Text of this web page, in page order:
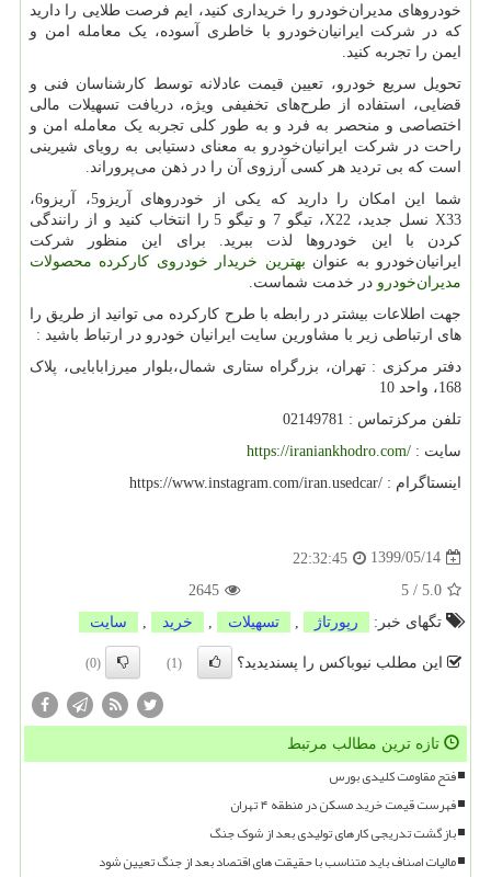
خودروهای مدیران‌خودرو را خریداری کنید، ایم فرصت طلایی را دارید
که در شرکت ایرانیان‌خودرو با خاطری آسوده، یک معامله امن و
ایمن را تجربه کنید.
تحویل سریع خودرو، تعیین قیمت عادلانه توسط کارشناسان فنی و
قضایی، استفاده از طرح‌های تخفیفی ویژه، دریافت تسهیلات مالی
اختصاصی و منحصر به فرد و به طور کلی تجربه یک معامله امن و
راحت در شرکت ایرانیان‌خودرو به معنای دستیابی به رویای شیرینی
است که بی تردید هر کسی آرزوی آن را در ذهن می‌پروراند.
شما این امکان را دارید که یکی از خودروهای آریزو5، آریزو6،
X33 نسل جدید، X22، تیگو 7 و تیگو5 را انتخاب کنید و از رانندگی
کردن با این خودروها لذت ببرید. برای این منظور شرکت
ایرانیان‌خودرو به عنوان بهترین خریدار خودروی کارکرده محصولات
مدیران‌خودرو در خدمت شماست.
جهت اطلاعات بیشتر در رابطه با طرح کارکرده می توانید از طریق را
های ارتباطی زیر با مشاورین سایت ایرانیان خودرو در ارتباط باشید :
دفتر مرکزی : تهران، بزرگراه ستاری شمال،بلوار میرزابابایی، پلاک
168، واحد 10
تلفن مرکزتماس : 02149781
سایت : https://iraniankhodro.com/
اینستاگرام : https://www.instagram.com/iran.usedcar/
1399/05/14
22:32:45
5.0
/
5
2645
تگهای خبر:
رپورتاژ , تسهیلات , خرید , سایت
این مطلب نیوباکس را پسندیدید؟ (1)
(0)
تازه ترین مطالب مرتبط
فتح مقاومت کلیدی بورس
فهرست قیمت خرید مسکن در منطقه ۴ تهران
بازگشت تدریجی کارهای تولیدی بعد از شوک جنگ
مالیات اصناف باید متناسب با حقیقت های اقتصاد بعد از جنگ تعیین شود